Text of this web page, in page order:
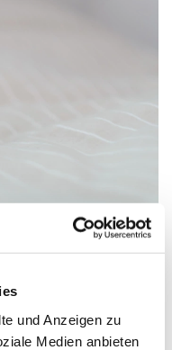
und Anzeigen zu
Medien anbieten
19:45 -